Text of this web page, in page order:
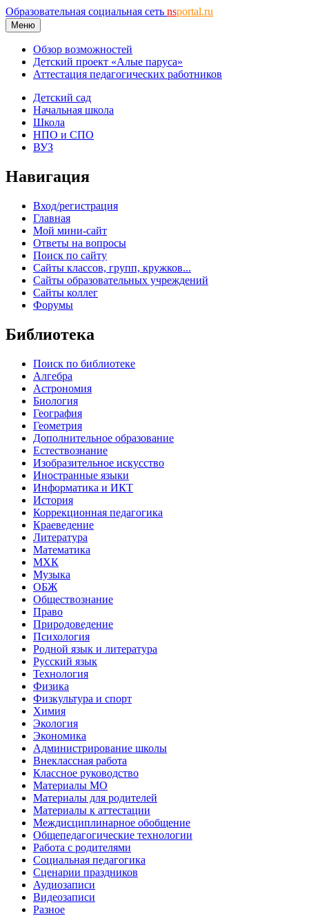
Образовательная социальная сеть nsportal.ru
Меню
Обзор возможностей
Детский проект «Алые паруса»
Аттестация педагогических работников
Детский сад
Начальная школа
Школа
НПО и СПО
ВУЗ
Навигация
Вход/регистрация
Главная
Мой мини-сайт
Ответы на вопросы
Поиск по сайту
Сайты классов, групп, кружков...
Сайты образовательных учреждений
Сайты коллег
Форумы
Библиотека
Поиск по библиотеке
Алгебра
Астрономия
Биология
География
Геометрия
Дополнительное образование
Естествознание
Изобразительное искусство
Иностранные языки
Информатика и ИКТ
История
Коррекционная педагогика
Краеведение
Литература
Математика
МХК
Музыка
ОБЖ
Обществознание
Право
Природоведение
Психология
Родной язык и литература
Русский язык
Технология
Физика
Физкультура и спорт
Химия
Экология
Экономика
Администрирование школы
Внеклассная работа
Классное руководство
Материалы МО
Материалы для родителей
Материалы к аттестации
Междисциплинарное обобщение
Общепедагогические технологии
Работа с родителями
Социальная педагогика
Сценарии праздников
Аудиозаписи
Видеозаписи
Разное